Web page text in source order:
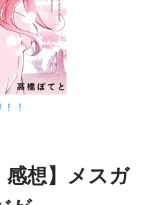
！
感想】メスガ